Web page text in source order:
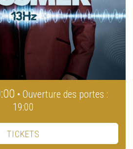
• Ouverture des portes :
19:00
TICKETS